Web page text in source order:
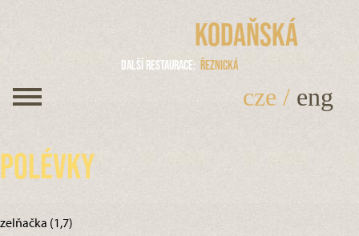
Kodaňská
Další restaurace Řeznická
cze / eng
Polévky
zelňačka (1,7)